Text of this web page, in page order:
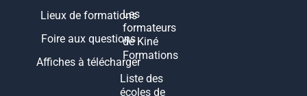
Lieux de formations
Foire aux questions
Affiches à télécharger
Les
formateurs
de Kiné
Formations
Liste des
écoles de